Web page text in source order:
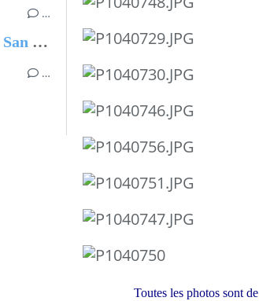
Toutes les photos sont de
…
Le banc du Château de Rocca San Felice
…